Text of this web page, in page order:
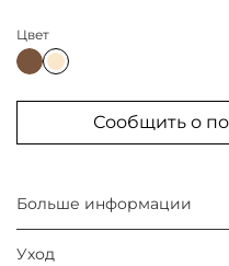
Сообщить о
Больше информации
Уход
Цвет